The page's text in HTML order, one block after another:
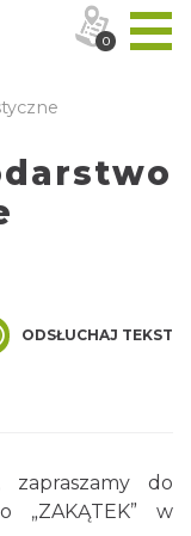
ODSŁUCHAJ TEKST
do
„ZAKĄTEK” w
0